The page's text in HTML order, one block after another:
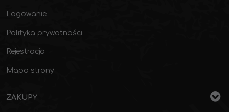
Logowanie
Polityka prywatności
Rejestracja
Mapa strony
ZAKUPY